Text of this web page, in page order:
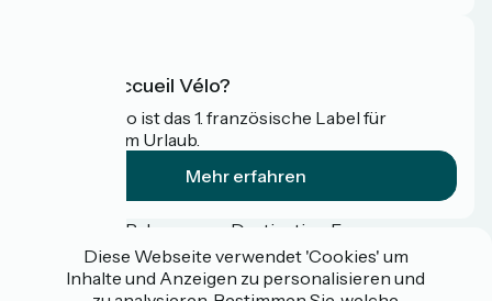
Was ist Accueil Vélo?
Accueil Vélo ist das 1. französische Label für
Radfahrer im Urlaub.
Mehr erfahren
Gefördert im Rahmen von Destination France
Diese Webseite verwendet 'Cookies' um
Inhalte und Anzeigen zu personalisieren und